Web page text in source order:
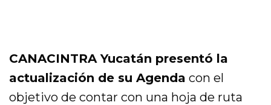
CANACINTRA Yucatán presentó la
actualización de su Agenda con el
objetivo de contar con una hoja de ruta